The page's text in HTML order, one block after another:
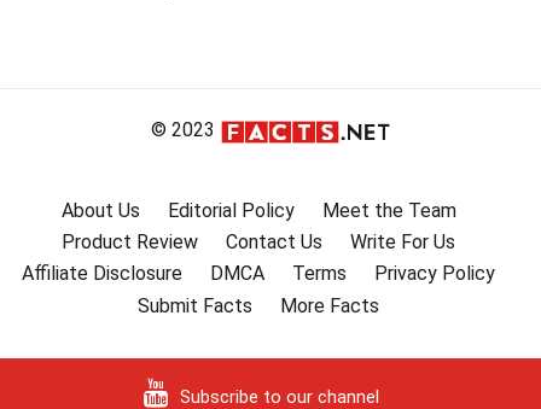
© 2023
About Us Editorial Policy
Meet the Team
Product Review
Contact Us
Write For Us
Affiliate Disclosure
DMCA Terms
Privacy Policy
Submit Facts
More Facts
Subscribe to our channel